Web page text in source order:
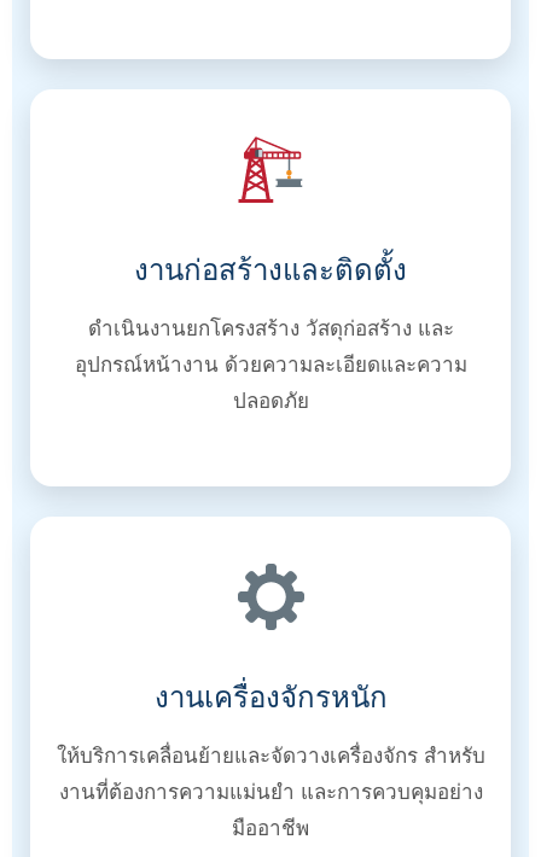
งานก่อสร้างและติดตั้ง
ดำเนินงานยกโครงสร้าง วัสดุก่อสร้าง และ
อุปกรณ์หน้างาน ด้วยความละเอียดและความ
ปลอดภัย
งานเครื่องจักรหนัก
ให้บริการเคลื่อนย้ายและจัดวางเครื่องจักร สำหรับ
งานที่ต้องการความแม่นยำ และการควบคุมอย่าง
มืออาชีพ